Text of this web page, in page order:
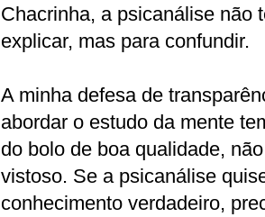
Chacrinha, a psicanálise não
explicar, mas para confundir.
A minha defesa de
abordar o estudo da mente
do bolo de boa qualidade,
vistoso. Se a psicanálise
conhecimento verdadeiro,